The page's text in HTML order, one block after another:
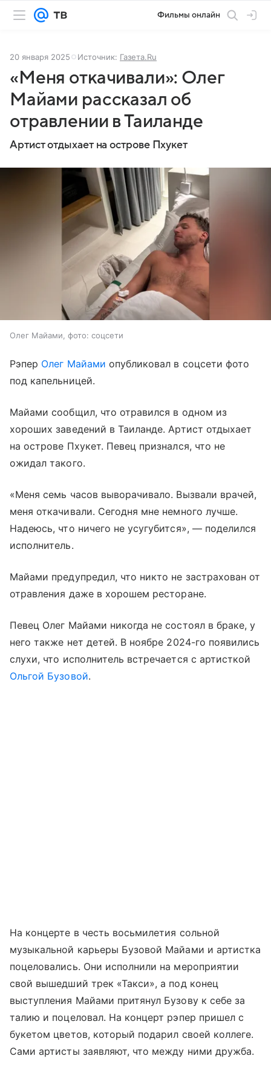
Фильмы онлайн
20 января 2025 Источник: Газета.Ru
«Меня откачивали»: Олег
Майами рассказал об
отравлении в Таиланде
Артист отдыхает на острове Пхукет
Олег Майами, фото: соцсети
Рэпер Олег Майами опубликовал в соцсети фото
под капельницей.
Майами сообщил, что отравился в одном из
хороших заведений в Таиланде. Артист отдыхает
на острове Пхукет. Певец признался, что не
ожидал такого.
«Меня семь часов выворачивало. Вызвали врачей,
меня откачивали. Сегодня мне немного лучше.
Надеюсь, что ничего не усугубится», — поделился
исполнитель.
Майами предупредил, что никто не застрахован от
отравления даже в хорошем ресторане.
Певец Олег Майами никогда не состоял в браке, у
него также нет детей. В ноябре 2024-го появились
слухи, что исполнитель встречается с артисткой
Ольгой Бузовой.
На концерте в честь восьмилетия сольной
музыкальной карьеры Бузовой Майами и артистка
поцеловались. Они исполнили на мероприятии
свой вышедший трек «Такси», а под конец
выступления Майами притянул Бузову к себе за
талию и поцеловал. На концерт рэпер пришел с
букетом цветов, который подарил своей коллеге.
Сами артисты заявляют, что между ними дружба.